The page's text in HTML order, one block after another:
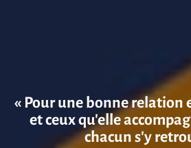
« Pour une bonne relation
et ceux qu’elle
chacun s’y